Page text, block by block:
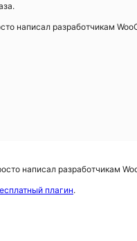
написал разработчикам
написал разработчикам
плагин.